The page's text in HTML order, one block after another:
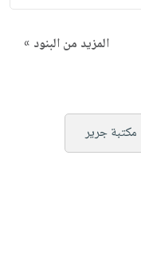
المزيد من البنود »
مكتبة جرير